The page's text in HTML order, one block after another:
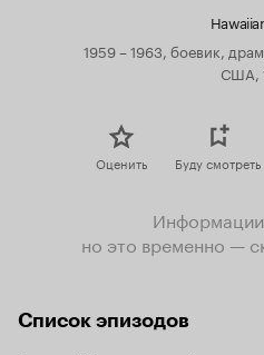
1959 – 1963, боевик,
США,
Оценить Буду смотреть
Информации
но это временно —
Список эпизодов